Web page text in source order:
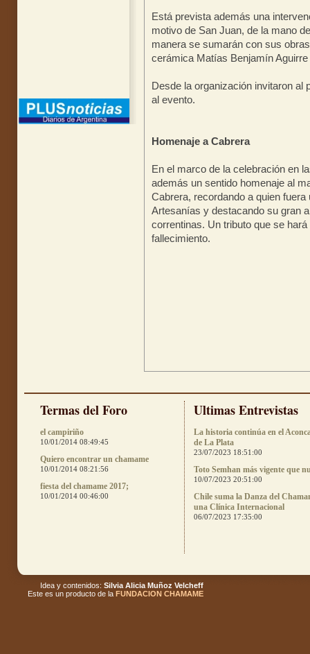
Está prevista además una
motivo de San Juan, de la mano
manera se sumarán con sus
cerámica Matías Benjamín Aguirre
Desde la organización invitaron al
al evento.
Homenaje a Cabrera
En el marco de la celebración en
además un sentido homenaje al
Cabrera, recordando a quien
Artesanías y destacando su gran
correntinas. Un tributo que se
fallecimiento.
Termas del Foro
el campiriño
10/01/2014 08:49:45
Quiero encontrar un chamame
10/01/2014 08:21:56
fiesta del chamame 2017;
10/01/2014 00:46:00
Ultimas Entrevistas
La historia continúa en el
de La Plata
23/07/2023 18:51:00
Toto Semhan más vigente que
10/07/2023 20:51:00
Chile suma la Danza del
una Clínica Internacional
06/07/2023 17:35:00
Idea y contenidos: Silvia Alicia Muñoz Velcheff
Este es un producto de la FUNDACION CHAMAME